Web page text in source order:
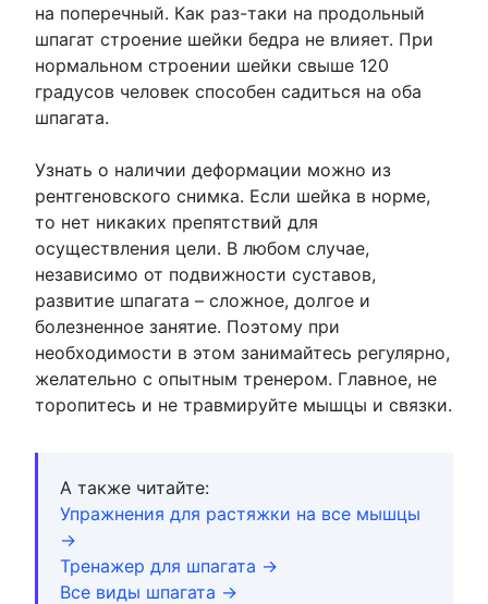
на поперечный. Как раз-таки на продольный
шпагат строение шейки бедра не влияет. При
нормальном строении шейки свыше 120
градусов человек способен садиться на оба
шпагата.
Узнать о наличии деформации можно из
рентгеновского снимка. Если шейка в норме,
то нет никаких препятствий для
осуществления цели. В любом случае,
независимо от подвижности суставов,
развитие шпагата – сложное, долгое и
болезненное занятие. Поэтому при
необходимости в этом занимайтесь регулярно,
желательно с опытным тренером. Главное, не
торопитесь и не травмируйте мышцы и связки.
А также читайте:
Упражнения для растяжки на все мышцы
→
Тренажер для шпагата →
Все виды шпагата →